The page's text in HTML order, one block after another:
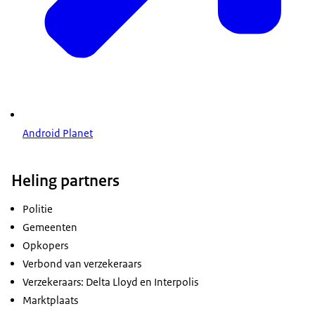
Android Planet
Heling partners
Politie
Gemeenten
Opkopers
Verbond van verzekeraars
Verzekeraars: Delta Lloyd en Interpolis
Marktplaats